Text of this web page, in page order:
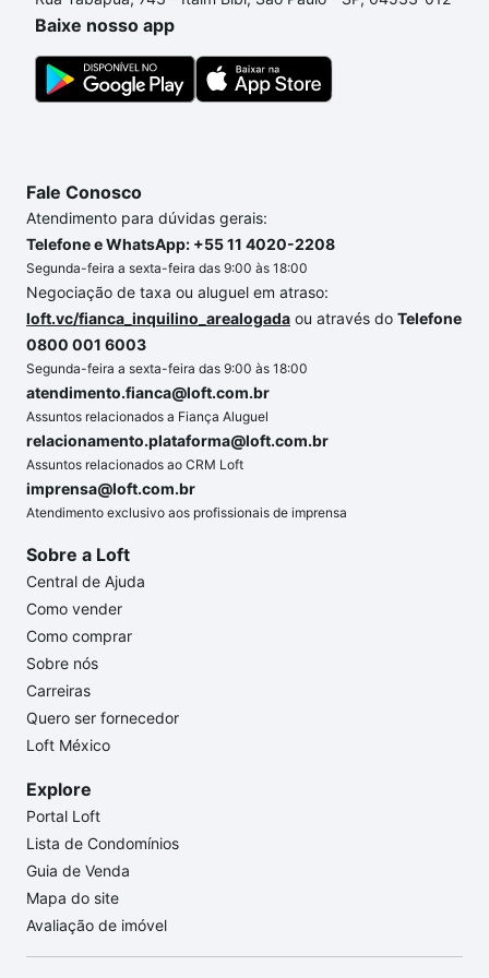
portal quanto custa comprar um apartamento e
conte com a gente para comprar o imóvel dos seus
sonhos com segurança e conforto. Loft, com você
até as chaves.
Baixe nosso app
Fale Conosco
Atendimento para dúvidas gerais:
Telefone e WhatsApp: +55 11 4020-2208
Segunda-feira a sexta-feira das 9:00 às 18:00
Negociação de taxa ou aluguel em atraso:
loft.vc/fianca_inquilino_arealogada ou através do Telefone
0800 001 6003
Segunda-feira a sexta-feira das 9:00 às 18:00
atendimento.fianca@loft.com.br
Assuntos relacionados a Fiança Aluguel
relacionamento.plataforma@loft.com.br
Assuntos relacionados ao CRM Loft
imprensa@loft.com.br
Atendimento exclusivo aos profissionais de imprensa
Sobre a Loft
Central de Ajuda
Como vender
Como comprar
Sobre nós
Carreiras
Quero ser fornecedor
Loft México
Explore
Portal Loft
Lista de Condomínios
Guia de Venda
Mapa do site
Avaliação de imóvel